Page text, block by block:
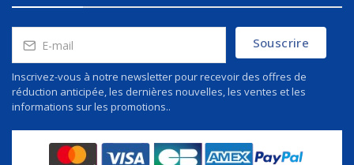
Souscrire
Inscrivez-vous à notre newsletter pour recevoir des offres de
réduction anticipée, les dernières nouvelles, les ventes et les
informations sur les promotions..